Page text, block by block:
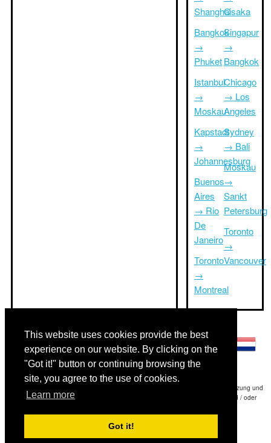
This website uses cookies provide the best
experience on our website. By clicking on the
"Got it!" button or continuing browsing the
site, you agree to the use of cookies.
Learn more
Got it!
Shanghai
Bangkok
→
Phuket
Istanbul
→
Moskau
Kapstadt
→
Johannesburg
Buenos
Aires
→ Rio
De
Janeiro
Toronto
→
Montreal
Osaka
Singapur
→
Bangkok
Chicago
→ Los
Angeles
Sydney
→ Bali
Moskau
→
Sankt
Petersburg
Toronto
→
Vancouver
Haftungsausschluss: Die Informationen auf dieser Website ist unsere beste Schätzung und
für nur Ihre Referenz.Triptimeto.com haftet nicht für jede Reise Verzögerung und / oder